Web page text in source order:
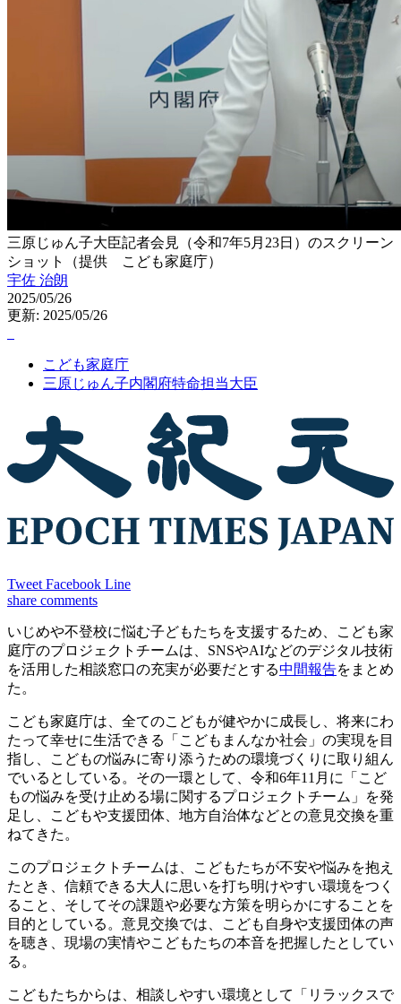
三原じゅん子大臣記者会見（令和7年5月23日）のスクリーン
ショット（提供 こども家庭庁）
宇佐 治朗
2025/05/26
更新: 2025/05/26
こども家庭庁
三原じゅん子内閣府特命担当大臣
Tweet Facebook Line
share comments
いじめや不登校に悩む子どもたちを支援するため、こども家
庭庁のプロジェクトチームは、SNSやAIなどのデジタル技術
を活用した相談窓口の充実が必要だとする中間報告をまとめ
た。
こども家庭庁は、全てのこどもが健やかに成長し、将来にわ
たって幸せに生活できる「こどもまんなか社会」の実現を目
指し、こどもの悩みに寄り添うための環境づくりに取り組ん
でいるとしている。その一環として、令和6年11月に「こど
もの悩みを受け止める場に関するプロジェクトチーム」を発
足し、こどもや支援団体、地方自治体などとの意見交換を重
ねてきた。
このプロジェクトチームは、こどもたちが不安や悩みを抱え
たとき、信頼できる大人に思いを打ち明けやすい環境をつく
ること、そしてその課題や必要な方策を明らかにすることを
目的としている。意見交換では、こども自身や支援団体の声
を聴き、現場の実情やこどもたちの本音を把握したとしてい
る。
こどもたちからは、相談しやすい環境として「リラックスで